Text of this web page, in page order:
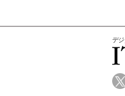
デジ